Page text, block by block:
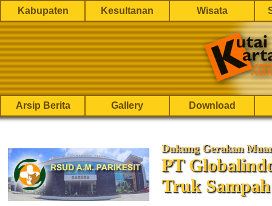
Kabupaten Kesultanan Wisata
Arsip Berita Gallery Download
Dukung Gerakan
PT
Truk Sampah